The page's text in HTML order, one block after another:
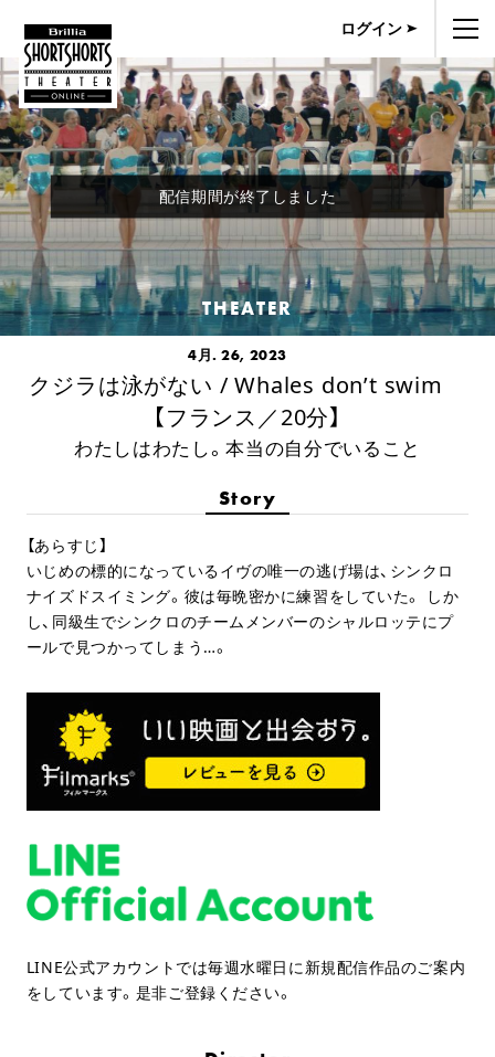
ログイン
配信期間が終了しました
THEATER
4月. 26, 2023
クジラは泳がない / Whales don’t swim
【フランス／20分】
わたしはわたし。本当の自分でいること
Story
【あらすじ】
いじめの標的になっているイヴの唯一の逃げ場は、シンクロ
ナイズドスイミング。彼は毎晩密かに練習をしていた。 しか
し、同級生でシンクロのチームメンバーのシャルロッテにプ
ールで見つかってしまう…。
LINE公式アカウントでは毎週水曜日に新規配信作品のご案内
をしています。是非ご登録ください。